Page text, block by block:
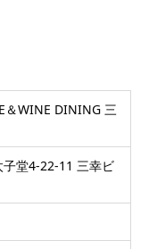
WINE DINING 三
堂4-22-11 三幸ビ